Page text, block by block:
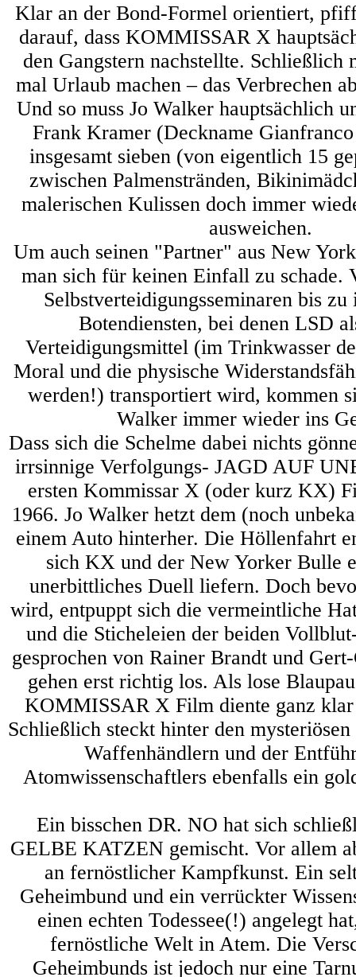
Klar an der Bond-Formel orientiert,
darauf, dass KOMMISSAR X
den Gangstern nachstellte. Schließlich
mal Urlaub machen – das Verbrechen
Und so muss Jo Walker hauptsächlich
Frank Kramer (Deckname
insgesamt sieben (von eigentlich 15
zwischen Palmenstränden,
malerischen Kulissen doch immer
ausweichen.
Um auch seinen "Partner" aus New
man sich für keinen Einfall zu schade.
Selbstverteidigungsseminaren bis
Botendiensten, bei denen LSD
Verteidigungsmittel (im Trinkwasser
Moral und die physische
werden!) transportiert wird, kommen
Walker immer wieder ins
Dass sich die Schelme dabei nichts
irrsinnige Verfolgungs- JAGD AUF
ersten Kommissar X (oder kurz KX)
1966. Jo Walker hetzt dem (noch
einem Auto hinterher. Die Höllenfahrt
sich KX und der New Yorker Bulle
unerbittliches Duell liefern. Doch
wird, entpuppt sich die vermeintliche
und die Sticheleien der beiden
gesprochen von Rainer Brandt und
gehen erst richtig los. Als lose
KOMMISSAR X Film diente ganz
Schließlich steckt hinter den
Waffenhändlern und der
Atomwissenschaftlers ebenfalls ein
Ein bisschen DR. NO hat sich
GELBE KATZEN gemischt. Vor allem
an fernöstlicher Kampfkunst. Ein
Geheimbund und ein verrückter
einen echten Todessee(!) angelegt
fernöstliche Welt in Atem. Die
Geheimbunds ist jedoch nur eine